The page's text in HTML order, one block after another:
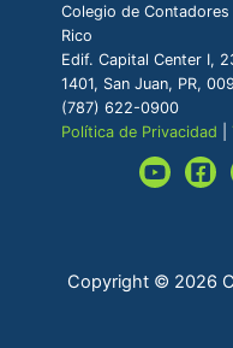
Colegio de
Rico
Edif. Capital Center I,
1401, San Juan, PR,
(787) 622-0900
Política de Privacidad |
Copyright © 2026